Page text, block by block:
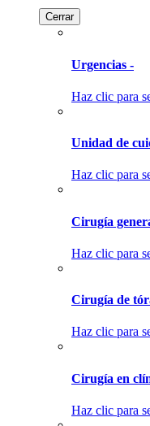
Cerrar
Urgencias -
Haz clic para
Unidad de
Haz clic para
Cirugía
Haz clic para
Cirugía de
Haz clic para
Cirugía en
Haz clic para